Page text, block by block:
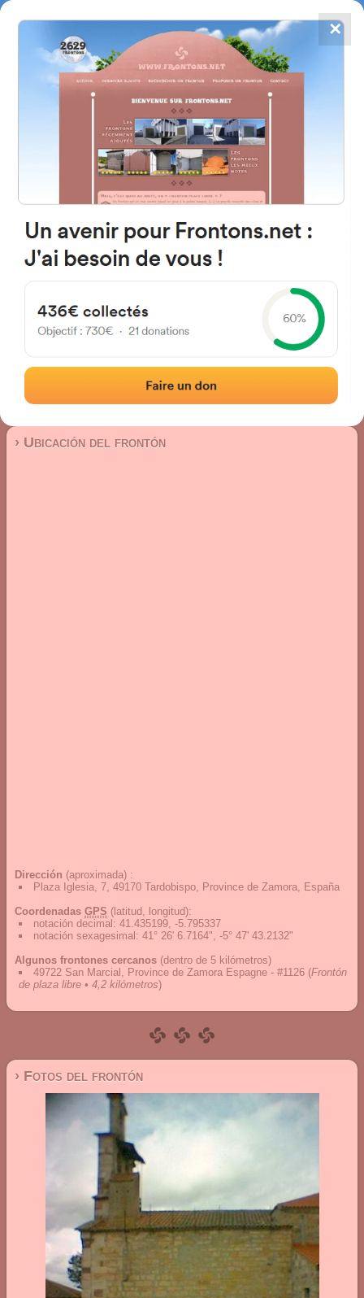
FRONTONS.NET
BUSCAR UN FRONTÓN
AÑADIR UN FRONTÓN
4784
frontones
49170 Tardobispo, Province de
Plaza Iglesia 7 España
Frontón de plaza libre
Localización|Fotos|Comentarios y reseñas
› Ubicación del frontón
Dirección (aproximada) :
Plaza Iglesia, 7, 49170 Tardobispo, Province de Zamora, España
Coordenadas GPS (latitud, longitud):
notación decimal : 41.435199, -5.795337
notación sexagesimal : 41° 26' 6.7164", -5° 47' 43.2132"
Algunos frontones cercanos (dentro de 5 kilómetros)
49722 San Marcial, Province de Zamora Espagne - #1126 (Frontón
de plaza libre • 4,2 kilómetros)
› Fotos del frontón
✕